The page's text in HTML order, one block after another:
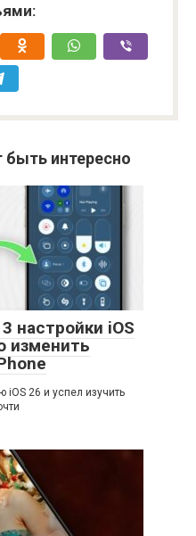
интересно
настройки iOS
изменить
iOS 26 и успел изучить